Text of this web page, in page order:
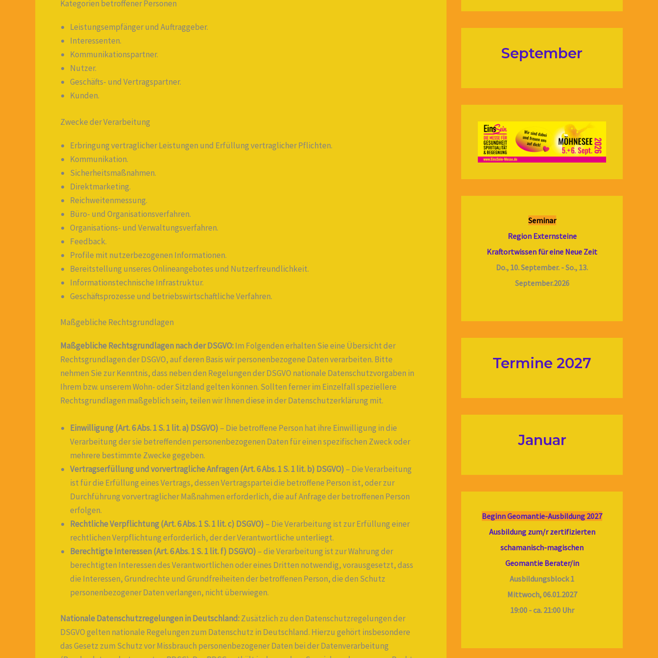
Kategorien betroffener Personen
Leistungsempfänger und Auftraggeber.
Interessenten.
Kommunikationspartner.
Nutzer.
Geschäfts- und Vertragspartner.
Kunden.
Zwecke der Verarbeitung
Erbringung vertraglicher Leistungen und Erfüllung vertraglicher Pflichten.
Kommunikation.
Sicherheitsmaßnahmen.
Direktmarketing.
Reichweitenmessung.
Büro- und Organisationsverfahren.
Organisations- und Verwaltungsverfahren.
Feedback.
Profile mit nutzerbezogenen Informationen.
Bereitstellung unseres Onlineangebotes und Nutzerfreundlichkeit.
Informationstechnische Infrastruktur.
Geschäftsprozesse und betriebswirtschaftliche Verfahren.
Maßgebliche Rechtsgrundlagen
Maßgebliche Rechtsgrundlagen nach der DSGVO:Im Folgenden erhalten Sie eine Übersicht der
Rechtsgrundlagen der DSGVO, auf deren Basis wir personenbezogene Daten verarbeiten. Bitte
nehmen Sie zur Kenntnis, dass neben den Regelungen der DSGVO nationale Datenschutzvorgaben in
Ihrem bzw. unserem Wohn- oder Sitzland gelten können. Sollten ferner im Einzelfall speziellere
Rechtsgrundlagen maßgeblich sein, teilen wir Ihnen diese in der Datenschutzerklärung mit.
Einwilligung (Art. 6 Abs. 1 S. 1 lit. a) DSGVO) – Die betroffene Person hat ihre Einwilligung in die
Verarbeitung der sie betreffenden personenbezogenen Daten für einen spezifischen Zweck oder
mehrere bestimmte Zwecke gegeben.
Vertragserfüllung und vorvertragliche Anfragen (Art. 6 Abs. 1 S. 1 lit. b) DSGVO) – Die Verarbeitung
ist für die Erfüllung eines Vertrags, dessen Vertragspartei die betroffene Person ist, oder zur
Durchführung vorvertraglicher Maßnahmen erforderlich, die auf Anfrage der betroffenen Person
erfolgen.
Rechtliche Verpflichtung (Art. 6 Abs. 1 S. 1 lit. c) DSGVO) – Die Verarbeitung ist zur Erfüllung einer
rechtlichen Verpflichtung erforderlich, der der Verantwortliche unterliegt.
Berechtigte Interessen (Art. 6 Abs. 1 S. 1 lit. f) DSGVO) – die Verarbeitung ist zur Wahrung der
berechtigten Interessen des Verantwortlichen oder eines Dritten notwendig, vorausgesetzt, dass
die Interessen, Grundrechte und Grundfreiheiten der betroffenen Person, die den Schutz
personenbezogener Daten verlangen, nicht überwiegen.
Nationale Datenschutzregelungen in Deutschland:Zusätzlich zu den Datenschutzregelungen der
DSGVO gelten nationale Regelungen zum Datenschutz in Deutschland. Hierzu gehört insbesondere
das Gesetz zum Schutz vor Missbrauch personenbezogener Daten bei der Datenverarbeitung
September
Seminar
Region Externsteine
Kraftortwissen für eine Neue Zeit
Do., 10. September. - So., 13.
September.2026
Termine 2027
Januar
Beginn Geomantie-Ausbildung 2027
Ausbildung zum/r zertifizierten
schamanisch-magischen
Geomantie Berater/in
Ausbildungsblock 1
Mittwoch, 06.01.2027
19:00 - ca. 21:00 Uhr